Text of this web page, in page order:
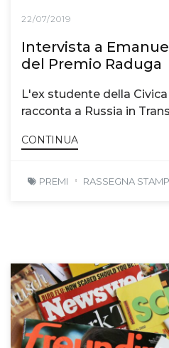
22/07/2019
Intervista a
del Premio Raduga
L'ex studente della
racconta a Russia in
CONTINUA
PREMI RASSEGNA